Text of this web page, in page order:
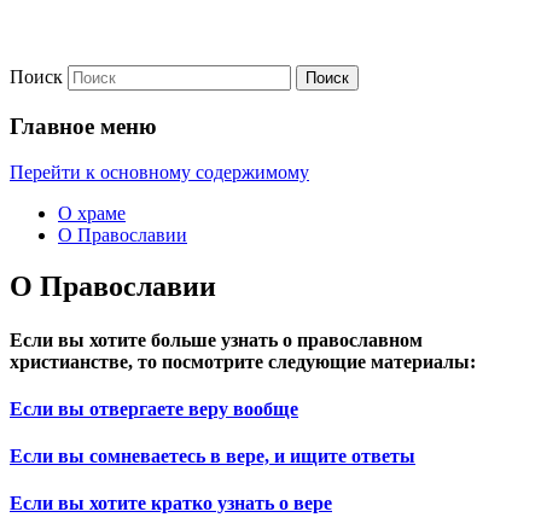
Георгиевский храм г. Видное
Поиск
Главное меню
Перейти к основному содержимому
О храме
О Православии
О Православии
Если вы хотите больше узнать о православном
христианстве, то посмотрите следующие материалы:
Если вы отвергаете веру вообще
Если вы сомневаетесь в вере, и ищите ответы
Если вы хотите кратко узнать о вере